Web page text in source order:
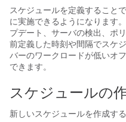
スケジュールを定義すること
に実施できるようになります
プデート、サーバの検出、ポ
前定義した時刻や間隔でスケ
バーのワークロードが低いオ
できます。
スケジュールの
新しいスケジュールを作成す